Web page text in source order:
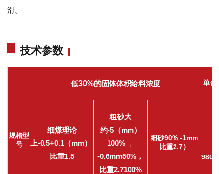
滑。
技术参数
规格型
号
低30%的固体体积给料浓度 单台
细煤理论
上-0.5+0.1（mm）
比重1.5
粗砂大
约-5（mm）
100% ，
-0.6mm50%，
比重2.7100%
细砂90% -1mm
比重2.7）